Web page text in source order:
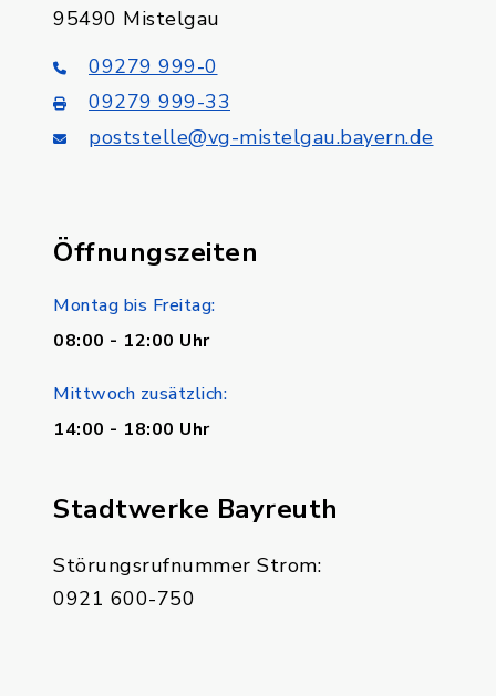
95490 Mistelgau
09279 999-0
09279 999-33
poststelle@vg-mistelgau.bayern.de
Öffnungszeiten
Montag bis Freitag:
08:00 - 12:00 Uhr
Mittwoch zusätzlich:
14:00 - 18:00 Uhr
Stadtwerke Bayreuth
Störungsrufnummer Strom:
0921 600-750